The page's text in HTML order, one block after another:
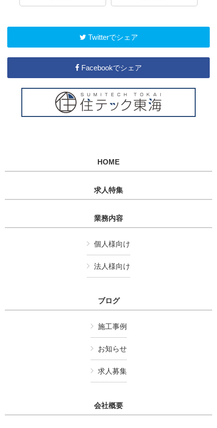
Twitterでシェア
Facebookでシェア
HOME
求人特集
業務内容
個人様向け
法人様向け
ブログ
施工事例
お知らせ
求人募集
会社概要